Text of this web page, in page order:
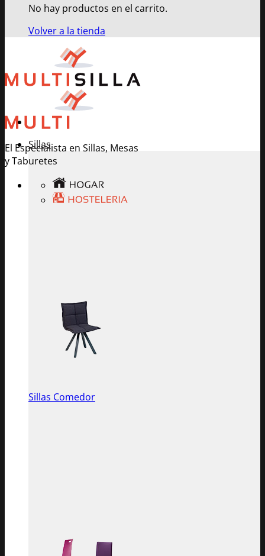
No hay productos en el carrito.
Volver a la tienda
El Especialista en Sillas, Mesas
y Taburetes
Sillas
Sillas Comedor